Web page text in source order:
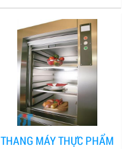
THANG MÁY THỰC PHẨM